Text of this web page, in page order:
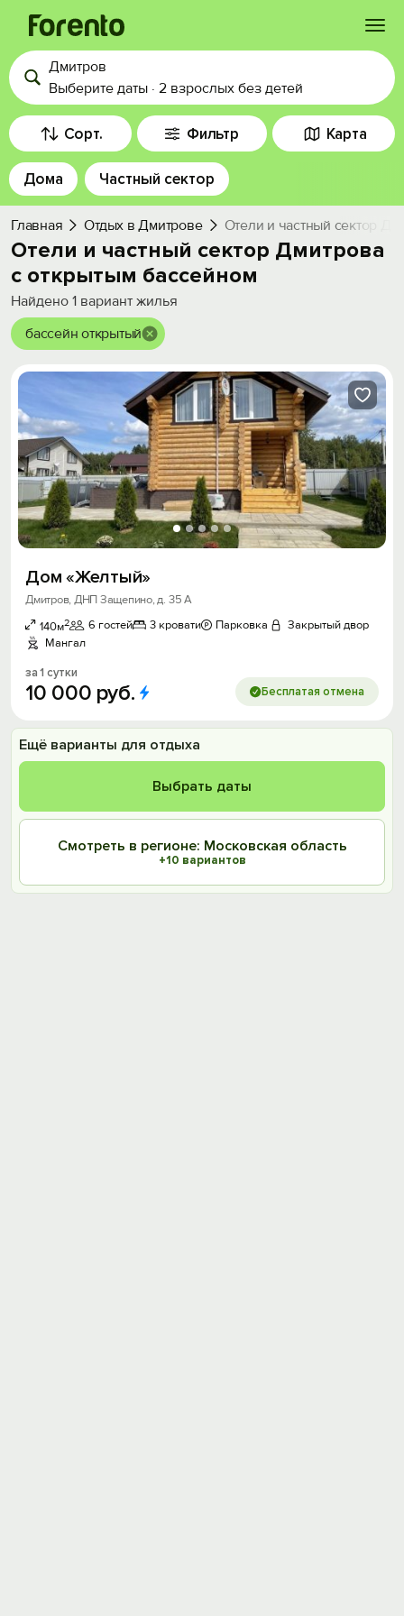
Войти
Избранное
История просмотра
Добавить свой объект
Дмитров
Выберите даты · 2 взрослых без детей
Сорт. Фильтр Карта
Дома Частный сектор
Главная Отдых в Дмитрове Отели и частный сектор
Отели и частный сектор Дмитрова
с открытым бассейном
Найдено 1 вариант жилья
бассейн открытый
Дом «Желтый»
Дмитров, ДНП Защепино, д. 35 А
140м2 6 гостей 3 кровати Парковка
Закрытый двор
Мангал
за 1 сутки
10 000 руб. Бесплатая отмена
Ещё варианты для отдыха
Выбрать даты
Смотреть в регионе: Московская область
+10 вариантов